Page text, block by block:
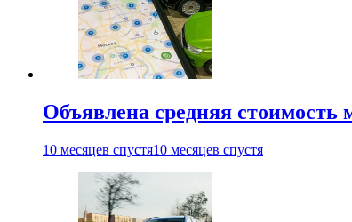
Объявлена средняя стоимость
10 месяцев спустя10 месяцев спустя